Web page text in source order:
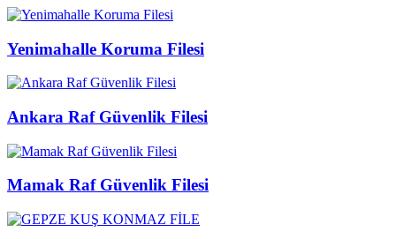
Yenimahalle Koruma Filesi
Ankara Raf Güvenlik Filesi
Mamak Raf Güvenlik Filesi